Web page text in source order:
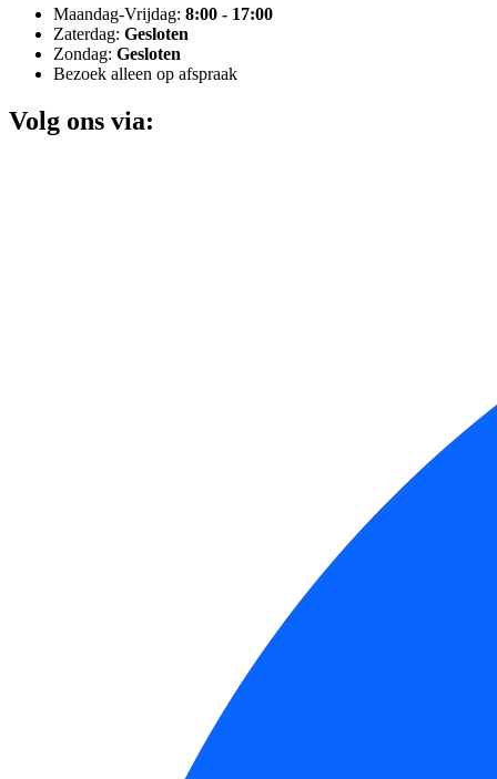
Maandag-Vrijdag: 8:00 - 17:00
Zaterdag: Gesloten
Zondag: Gesloten
Bezoek alleen op afspraak
Volg ons via: